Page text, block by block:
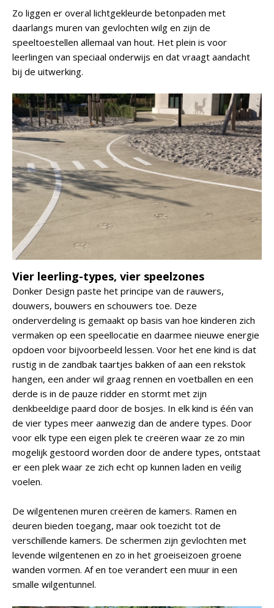
Zo liggen er overal lichtgekleurde betonpaden met
daarlangs muren van gevlochten wilg en zijn de
speeltoestellen allemaal van hout. Het plein is voor
leerlingen van speciaal onderwijs en dat vraagt aandacht
bij de uitwerking.
Vier leerling-types, vier speelzones
Donker Design paste het principe van de rauwers,
douwers, bouwers en schouwers toe. Deze
onderverdeling is gemaakt op basis van hoe kinderen zich
vermaken op een speellocatie en daarmee nieuwe energie
opdoen voor bijvoorbeeld lessen. Voor het ene kind is dat
rustig in de zandbak taartjes bakken of aan een rekstok
hangen, een ander wil graag rennen en voetballen en een
derde is in de pauze ridder en stormt met zijn
denkbeeldige paard door de bosjes. In elk kind is één van
de vier types meer aanwezig dan de andere types. Door
voor elk type een eigen plek te creëren waar ze zo min
mogelijk gestoord worden door de andere types, ontstaat
er een plek waar ze zich echt op kunnen laden en veilig
voelen.
De wilgentenen muren creëren de kamers. Ramen en
deuren bieden toegang, maar ook toezicht tot de
verschillende kamers. De schermen zijn gevlochten met
levende wilgentenen en zo in het groeiseizoen groene
wanden vormen. Af en toe verandert een muur in een
smalle wilgentunnel.